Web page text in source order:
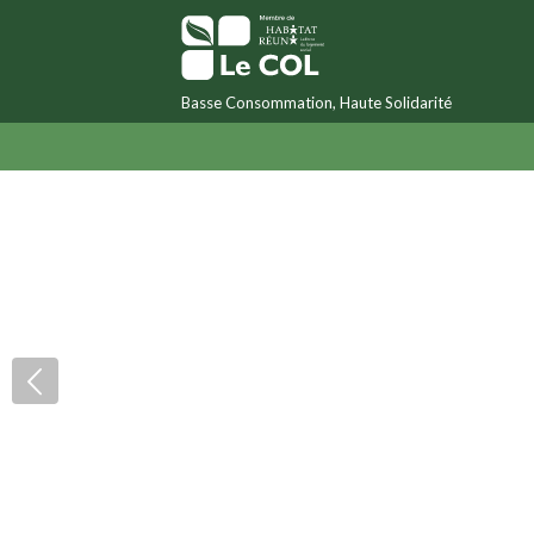
Basse Consommation, Haute Solidarité